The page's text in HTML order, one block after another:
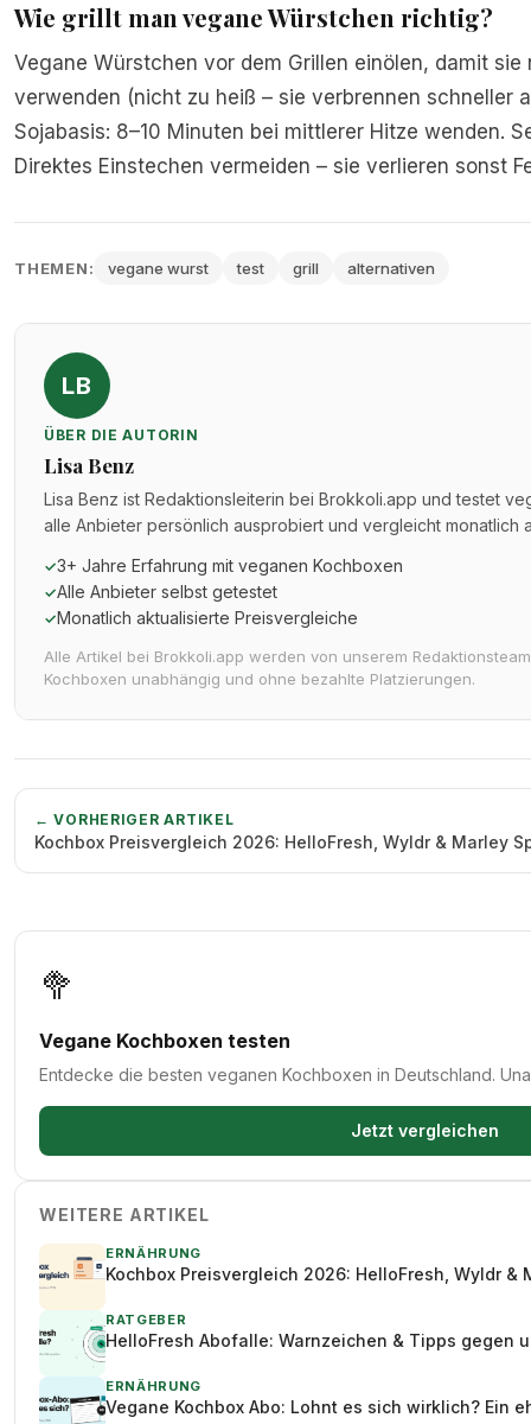
Wie grillt man vegane Würstchen richtig?
Vegane Würstchen vor dem Grillen einölen, damit
verwenden (nicht zu heiß – sie verbrennen schneller
Sojabasis: 8–10 Minuten bei mittlerer Hitze wenden.
Direktes Einstechen vermeiden – sie verlieren sonst
THEMEN: vegane wurst test grill alternativen
LB
ÜBER DIE AUTORIN
Lisa Benz
Lisa Benz ist Redaktionsleiterin bei Brokkoli.app und testet
alle Anbieter persönlich ausprobiert und vergleicht monatlich
✓3+ Jahre Erfahrung mit veganen Kochboxen
✓Alle Anbieter selbst getestet
✓Monatlich aktualisierte Preisvergleiche
Alle Artikel bei Brokkoli.app werden von unserem
Kochboxen unabhängig und ohne bezahlte Platzierungen.
← VORHERIGER ARTIKEL
Kochbox Preisvergleich 2026: HelloFresh, Wyldr & Marley
🥦
Vegane Kochboxen testen
Entdecke die besten veganen Kochboxen in Deutschland.
Jetzt vergleichen
WEITERE ARTIKEL
ERNÄHRUNG
Kochbox Preisvergleich 2026: HelloFresh, Wyldr &
RATGEBER
HelloFresh Abofalle: Warnzeichen & Tipps gegen
ERNÄHRUNG
Vegane Kochbox Abo: Lohnt es sich wirklich? Ein